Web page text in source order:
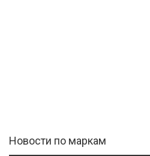
Новости по маркам